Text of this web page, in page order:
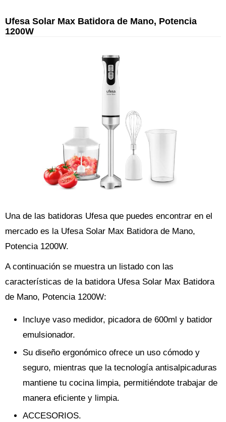
Ufesa Solar Max Batidora de Mano, Potencia
1200W
Una de las batidoras Ufesa que puedes encontrar en el
mercado es la Ufesa Solar Max Batidora de Mano,
Potencia 1200W.
A continuación se muestra un listado con las
características de la batidora Ufesa Solar Max Batidora
de Mano, Potencia 1200W:
Incluye vaso medidor, picadora de 600ml y batidor
emulsionador.
Su diseño ergonómico ofrece un uso cómodo y
seguro, mientras que la tecnología antisalpicaduras
mantiene tu cocina limpia, permitiéndote trabajar de
manera eficiente y limpia.
ACCESORIOS.